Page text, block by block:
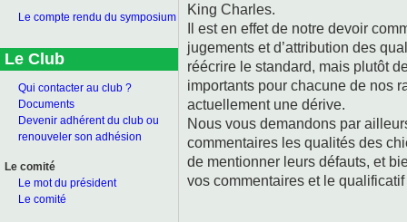
Le compte rendu du symposium
Le Club
Qui contacter au club ?
Documents
Devenir adhérent du club ou
renouveler son adhésion
Le comité
Le mot du président
Le comité
King Charles.
Il est en effet de notre devoir
jugements et d’attribution des
réécrire le standard, mais plutôt
importants pour chacune de nos
actuellement une dérive.
Nous vous demandons par
commentaires les qualités des
de mentionner leurs défauts, et
vos commentaires et le